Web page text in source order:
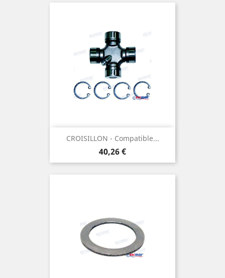
CROISILLON - Compatible...
Prix
40,26 €